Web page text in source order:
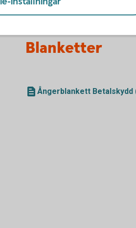
Blanketter
Ångerblankett Betalskydd